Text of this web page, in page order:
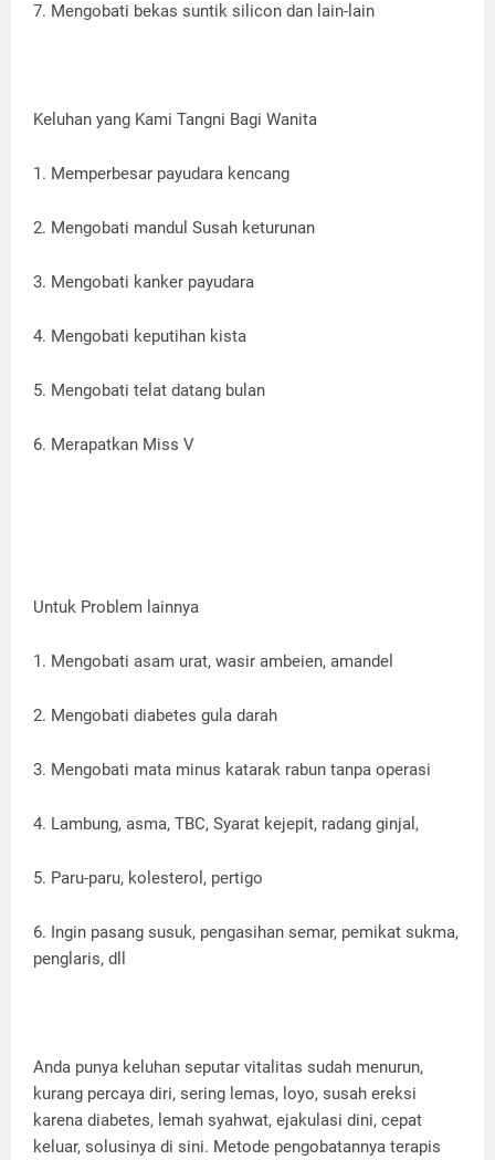
7. Mengobati bekas suntik silicon dan lain-lain
Keluhan yang Kami Tangni Bagi Wanita
1. Memperbesar payudara kencang
2. Mengobati mandul Susah keturunan
3. Mengobati kanker payudara
4. Mengobati keputihan kista
5. Mengobati telat datang bulan
6. Merapatkan Miss V
Untuk Problem lainnya
1. Mengobati asam urat, wasir ambeien, amandel
2. Mengobati diabetes gula darah
3. Mengobati mata minus katarak rabun tanpa operasi
4. Lambung, asma, TBC, Syarat kejepit, radang ginjal,
5. Paru-paru, kolesterol, pertigo
6. Ingin pasang susuk, pengasihan semar, pemikat sukma,
penglaris, dll
Anda punya keluhan seputar vitalitas sudah menurun,
kurang percaya diri, sering lemas, loyo, susah ereksi
karena diabetes, lemah syahwat, ejakulasi dini, cepat
keluar, solusinya di sini. Metode pengobatannya terapis